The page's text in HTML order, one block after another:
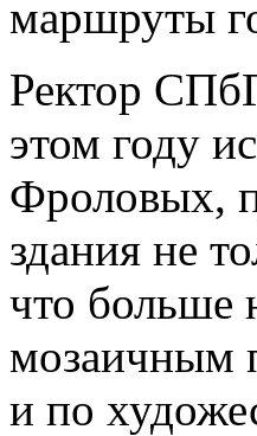
маршруты
Ректор
этом году
Фроловых,
здания не
что больше
мозаичным
и по